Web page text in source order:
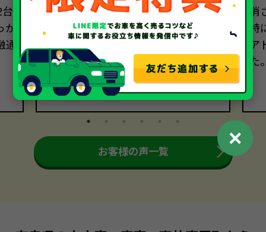
を進めることができました。一つひ
とつの質問にも分かりやすく答えてい
ただき、本当に感謝しております。あ
りがとうございました。
た
お客様の声一覧
✕